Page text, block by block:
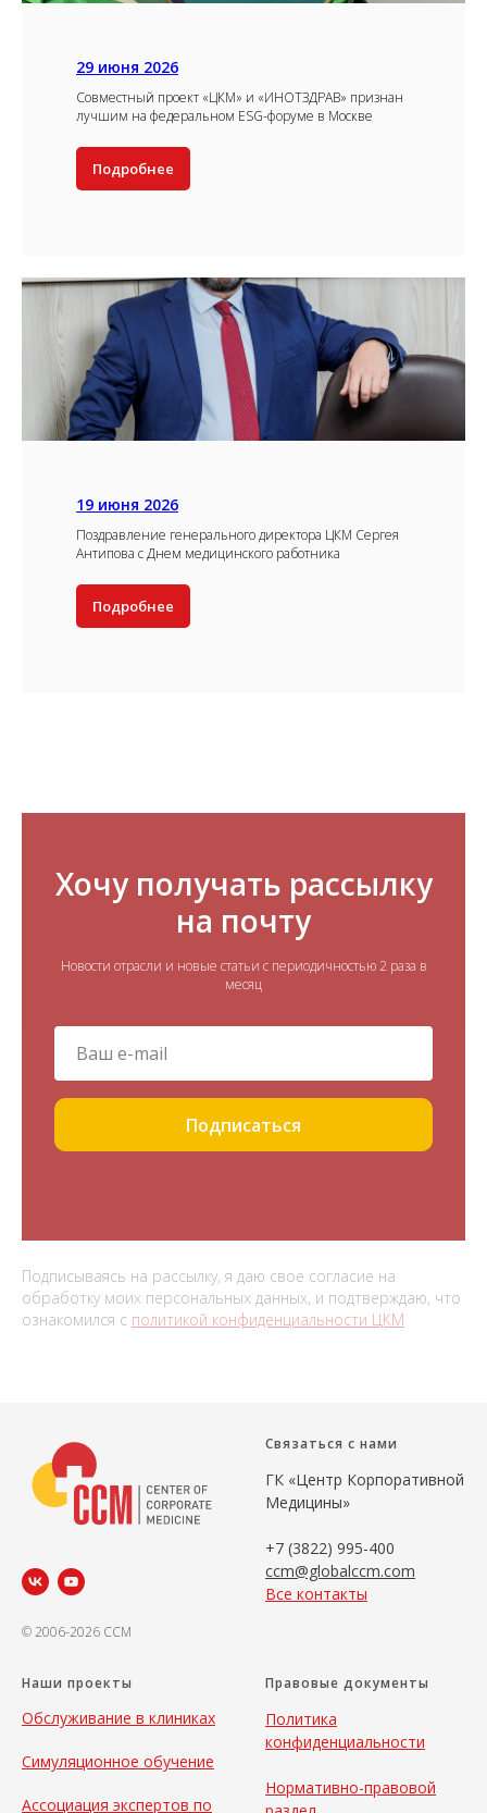
29 июня 2026
Совместный проект «ЦКМ» и «ИНОТЗДРАВ» признан
лучшим на федеральном ESG-форуме в Москве
Подробнее
19 июня 2026
Поздравление генерального директора ЦКМ Сергея
Антипова с Днем медицинского работника
Подробнее
Хочу получать рассылку
на почту
Новости отрасли и новые статьи с периодичностью 2 раза в
месяц
Подписаться
Подписываясь на рассылку, я даю свое согласие на
обработку моих персональных данных, и подтверждаю, что
ознакомился с политикой конфиденциальности ЦКМ
© 2006-2026 CCM
Связаться с нами
ГК «Центр Корпоративной
Медицины»
+7 (3822) 995-400
ccm@globalccm.com
Все контакты
Наши проекты
Обслуживание в клиниках
Симуляционное обучение
Ассоциация экспертов по
Правовые документы
Политика
конфиденциальности
Нормативно-правовой